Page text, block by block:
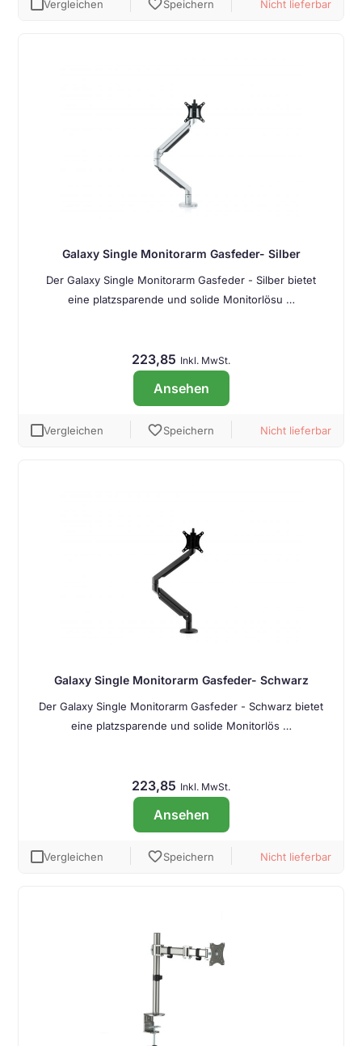
Vergleichen favoriteSpeichern Nicht lieferbar
Galaxy Single Monitorarm Gasfeder- Silber
Der Galaxy Single Monitorarm Gasfeder - Silber bietet
eine platzsparende und solide Monitorlösu …
223,85 Inkl. MwSt.
Ansehen
Vergleichen favoriteSpeichern Nicht lieferbar
Galaxy Single Monitorarm Gasfeder- Schwarz
Der Galaxy Single Monitorarm Gasfeder - Schwarz bietet
eine platzsparende und solide Monitorlös …
223,85 Inkl. MwSt.
Ansehen
Vergleichen favoriteSpeichern Nicht lieferbar